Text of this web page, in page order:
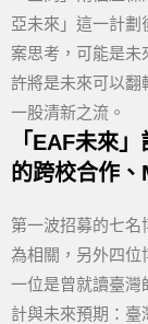
亞未來」這一計劃
案思考，可能是未
許將是未來可以翻
一股清新之流。
「EAF未來
的跨校合作
第一波招募的七名
為相關，另外四位
一位是曾就讀臺灣
計與未來預期：臺